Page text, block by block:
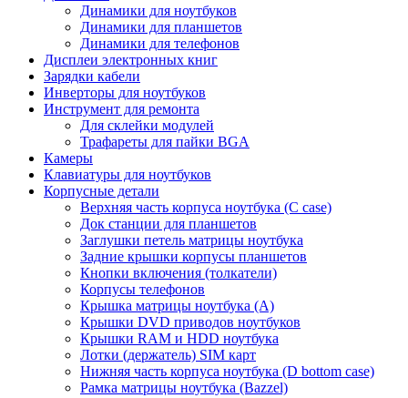
Динамики для ноутбуков
Динамики для планшетов
Динамики для телефонов
Дисплеи электронных книг
Зарядки кабели
Инверторы для ноутбуков
Инструмент для ремонта
Для склейки модулей
Трафареты для пайки BGA
Камеры
Клавиатуры для ноутбуков
Корпусные детали
Верхняя часть корпуса ноутбука (С case)
Док станции для планшетов
Заглушки петель матрицы ноутбука
Задние крышки корпусы планшетов
Кнопки включения (толкатели)
Корпусы телефонов
Крышка матрицы ноутбука (A)
Крышки DVD приводов ноутбуков
Крышки RAM и HDD ноутбука
Лотки (держатель) SIM карт
Нижняя часть корпуса ноутбука (D bottom case)
Рамка матрицы ноутбука (Bazzel)